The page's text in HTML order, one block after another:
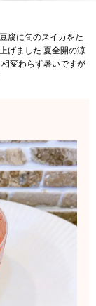
腐に旬のスイカをた
げました 夏全開️の涼
変わらず暑いですが